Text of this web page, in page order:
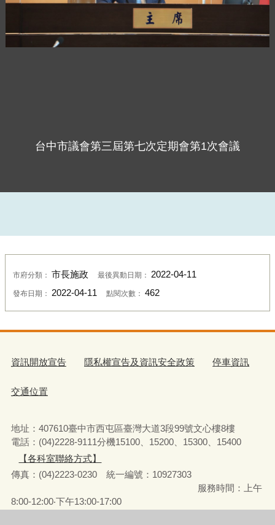
台中市議會第三屆第七次定期會第1次會議
市府分類： 市長施政 最後異動日期： 2022-04-11
發布日期： 2022-04-11 點閱次數： 462
資訊開放宣告 隱私權宣告及資訊安全政策 停車資訊
交通位置
地址：407610臺中市西屯區臺灣大道3段99號文心樓8樓
電話：(04)2228-9111分機15100、15200、15300、15400
【各科室聯絡方式】
傳真：(04)2223-0230 統一編號： 10927303
服務時間：上午
8:00-12:00‧下午13:00-17:00